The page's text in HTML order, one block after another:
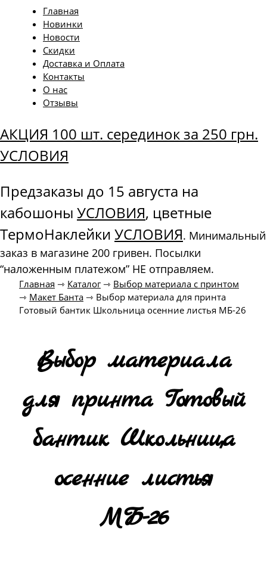
Главная
Новинки
Новости
Скидки
Доставка и Оплата
Контакты
О нас
Отзывы
АКЦИЯ 100 шт. серединок за 250 грн.
УСЛОВИЯ
Предзаказы до 15 августа на
кабошоны УСЛОВИЯ, цветные
ТермоНаклейки УСЛОВИЯ. Минимальный
заказ в магазине 200 гривен. Посылки
“наложенным платежом” НЕ отправляем.
Главная ⇾ Каталог⇾ Выбор материала с принтом
⇾ Макет Банта ⇾ Выбор материала для принта
Готовый бантик Школьница осенние листья МБ-26
Выбор материала
для принта Готовый
бантик Школьница
осенние листья
МБ-26